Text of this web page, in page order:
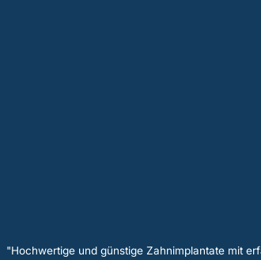
"Hochwertige und günstige Zahnimplantate mit